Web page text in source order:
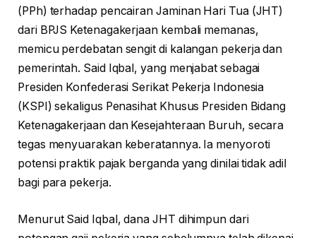
(PPh) terhadap pencairan Jaminan Hari Tua (JHT)
dari BPJS Ketenagakerjaan kembali memanas,
memicu perdebatan sengit di kalangan pekerja dan
pemerintah. Said Iqbal, yang menjabat sebagai
Presiden Konfederasi Serikat Pekerja Indonesia
(KSPI) sekaligus Penasihat Khusus Presiden Bidang
Ketenagakerjaan dan Kesejahteraan Buruh, secara
tegas menyuarakan keberatannya. Ia menyoroti
potensi praktik pajak berganda yang dinilai tidak adil
bagi para pekerja.
Menurut Said Iqbal, dana JHT dihimpun dari